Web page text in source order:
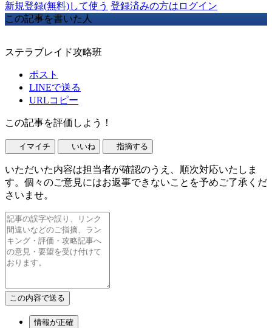
新規登録(無料)して使う 登録済みの方はログイン
この記事を書いた人
ステラブレイド攻略班
ポスト
LINEで送る
URLコピー
この記事を評価しよう！
イマイチ いいね 指摘する
いただいた内容は担当者が確認のうえ、順次対応いたしま
す。個々のご意見にはお返事できないことを予めご了承くだ
さいませ。
情報が正確